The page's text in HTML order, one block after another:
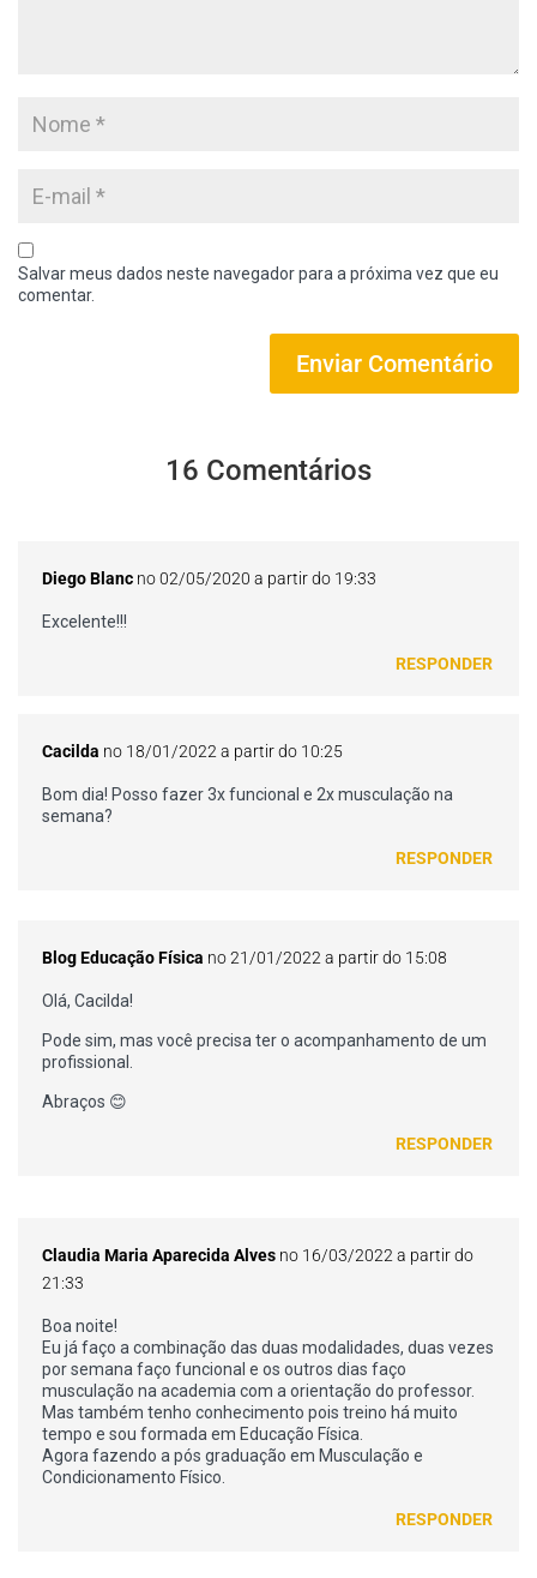
Salvar meus dados neste navegador para a próxima vez que eu
comentar.
16 Comentários
Diego Blanc no 02/05/2020 a partir do 19:33
Excelente!!!
RESPONDER
Cacilda no 18/01/2022 a partir do 10:25
Bom dia! Posso fazer 3x funcional e 2x musculação na
semana?
RESPONDER
Blog Educação Física no 21/01/2022 a partir do 15:08
Olá, Cacilda!
Pode sim, mas você precisa ter o acompanhamento de um
profissional.
Abraços 😊
RESPONDER
Claudia Maria Aparecida Alves no 16/03/2022 a partir do
21:33
Boa noite!
Eu já faço a combinação das duas modalidades, duas vezes
por semana faço funcional e os outros dias faço
musculação na academia com a orientação do professor.
Mas também tenho conhecimento pois treino há muito
tempo e sou formada em Educação Física.
Agora fazendo a pós graduação em Musculação e
Condicionamento Físico.
RESPONDER